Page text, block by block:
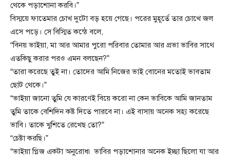
থেকে পড়াশোনা করবি।”
বিস্ময়ে ফাতেমার চোখ দুটো বড় হয়ে গেছে। পরের মুহূর্তে তার চোখে জল
এসে পড়ে। সে বিস্মিত কন্ঠে বলে,
“বিনয় ভাইয়া, মা আর আমার পুরো পরিবার তোমার আর প্রভা ভাবির সাথে
এতকিছু করার পরও এমন বলছেন?”
“তারা করেছে তুই না। তোদের আমি নিজের ভাই বোনের মতোই ভাবতাম
ছোট থেকে।”
“ভাইয়া জানো তুমি যে কারণেই বিয়ে করো না কেন ভাবিকে আমি জানতাম
তুমি তাকে বেশিদিন কষ্ট দিতে পারবে না। এই বাসায় অনেক সহ্য করেছে
ভাবি। তাকে খুশিতে রেখেছ তো?”
“চেষ্টা করছি।”
“ভাইয়া প্লিজ একটা অনুরোধ৷ ভাবির পড়াশোনার অনেক ইচ্ছা ছিলো যা আর